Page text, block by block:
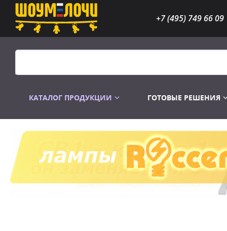
+7 (495) 749 66 09
КАТАЛОГ ПРОДУКЦИИ
Распродажа Лампы
ГОТОВЫЕ РЕШЕНИЯ